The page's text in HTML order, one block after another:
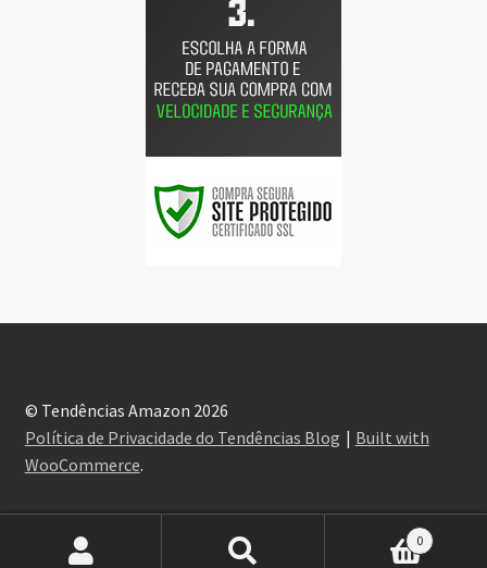
© Tendências Amazon 2026
Política de Privacidade do Tendências Blog
Built with
WooCommerce.
0